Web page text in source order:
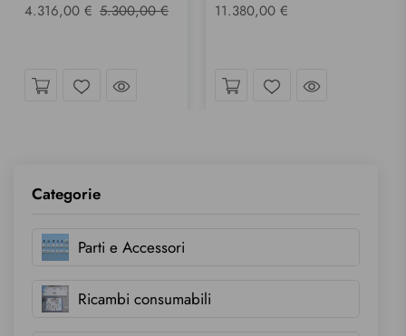
Categorie
Parti e Accessori
Ricambi consumabili
4.316,00 € 5.300,00 €
Dai uno sguardo
11.380,00 €
Dai uno